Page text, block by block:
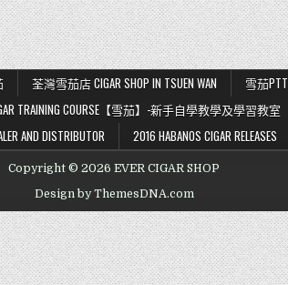
荃灣雪茄店 CIGAR SHOP IN TSUEN WAN 雪茄PTT
TRAINING COURSE【雪茄】-新手自學教學及學習教室
AND DISTRIBUTOR
2016 HABANOS CIGAR RELEASES
Copyright © 2026 EVER CIGAR SHOP
Design by ThemesDNA.com